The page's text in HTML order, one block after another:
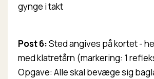
gynge i takt
Post 6:Sted angives på kortet -
med klatretårn (markering: 1
Opgave: Alle skal bevæge sig